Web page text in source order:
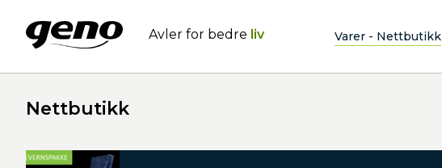
Avler for bedre liv Varer - Nettbutikk
Nettbutikk